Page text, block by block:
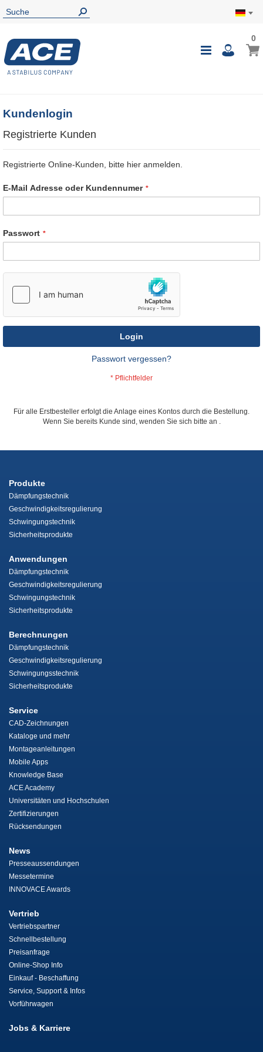
00
Kundenlogin
Registrierte Kunden
Registrierte Online-Kunden, bitte hier anmelden.
E-Mail Adresse oder Kundennumer
Passwort
Login
Passwort vergessen?
Für alle Erstbesteller erfolgt die Anlage eines Kontos durch die Bestellung.
Wenn Sie bereits Kunde sind, wenden Sie sich bitte an .
Produkte
Dämpfungstechnik
Geschwindigkeitsregulierung
Schwingungstechnik
Sicherheitsprodukte
Anwendungen
Dämpfungstechnik
Geschwindigkeitsregulierung
Schwingungstechnik
Sicherheitsprodukte
Berechnungen
Dämpfungstechnik
Geschwindigkeitsregulierung
Schwingungsstechnik
Sicherheitsprodukte
Service
CAD-Zeichnungen
Kataloge und mehr
Montageanleitungen
Mobile Apps
Knowledge Base
ACE Academy
Universitäten und Hochschulen
Zertifizierungen
Rücksendungen
News
Presseaussendungen
Messetermine
INNOVACE Awards
Vertrieb
Vertriebspartner
Schnellbestellung
Preisanfrage
Online-Shop Info
Einkauf - Beschaffung
Service, Support & Infos
Vorführwagen
Jobs & Karriere